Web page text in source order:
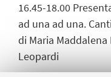
16.45-18.00
ad una ad una.
di Maria
Leopardi